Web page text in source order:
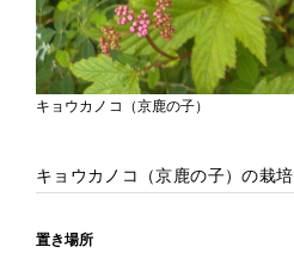
キョウカノコ（京鹿の子）
キョウカノコ（京鹿の子）の栽培
置き場所